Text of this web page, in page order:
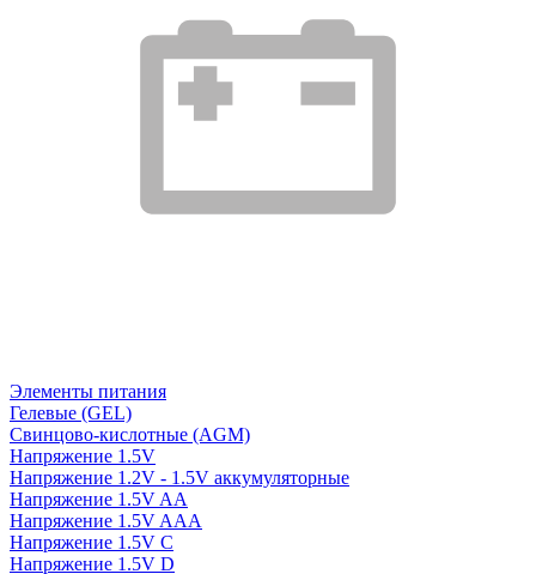
Элементы питания
Гелевые (GEL)
Свинцово-кислотные (AGM)
Напряжение 1.5V
Напряжение 1.2V - 1.5V аккумуляторные
Напряжение 1.5V AA
Напряжение 1.5V AAA
Напряжение 1.5V C
Напряжение 1.5V D